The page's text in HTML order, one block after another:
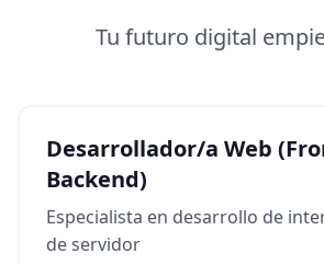
Tu futuro digital
Desarrollador/a Web
Backend)
Especialista en desarrollo de
de servidor